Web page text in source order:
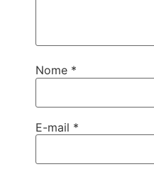
Nome *
E-mail *